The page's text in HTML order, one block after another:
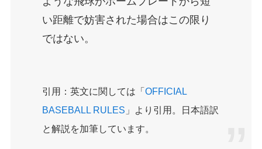
い距離で妨害された場合はこの限り
ではない。
引用：英文に関しては「OFFICIAL
BASEBALL RULES 」より引用。日本語訳
と解説を加筆しています。